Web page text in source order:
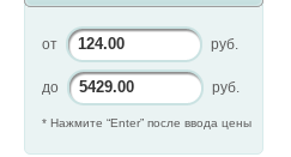
от руб.
до руб.
* Нажмите “Enter” после ввода цены